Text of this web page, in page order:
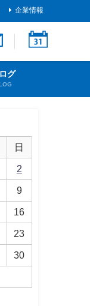
企業情報
グ
日
2
9
16
23
30